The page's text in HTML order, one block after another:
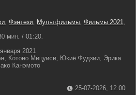
, Фэнтези, Мультфильмы, Фильмы 2021,
мин. / 01:20.
2021
Котоно Мицуиси, Юкиё Фудзии, Эрика
Канэмото
25-07-2026, 12:00